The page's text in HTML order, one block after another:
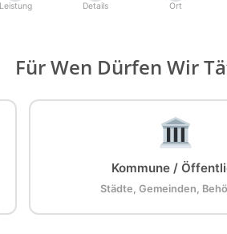
Leistung Details Ort
Für Wen Dürfen Wir
Kommune /
Städte, Gemeinden,